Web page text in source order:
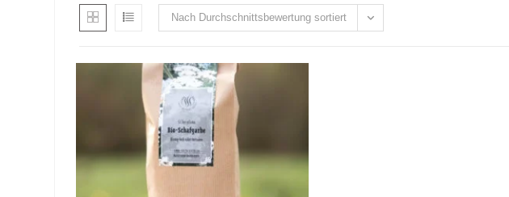
Nach Durchschnittsbewertung sortiert